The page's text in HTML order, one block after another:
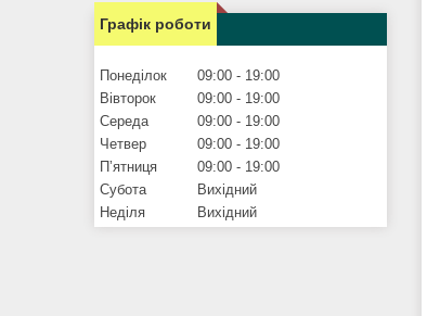
Графік роботи
Понеділок 09:00
19:00
Вівторок
09:00
19:00
Середа
09:00
19:00
Четвер
09:00
19:00
Пʼятниця
09:00
19:00
Субота
Вихідний
Неділя
Вихідний